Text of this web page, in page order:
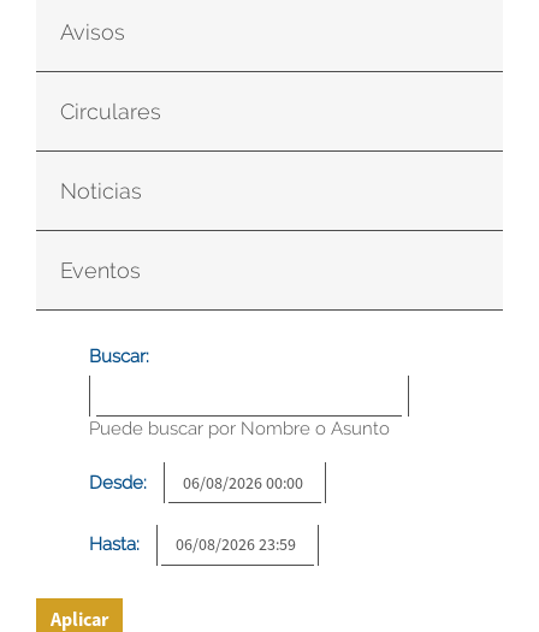
Avisos
Circulares
Noticias
Eventos
Buscar:
Puede buscar por Nombre o Asunto
Desde:
Hasta:
Aplicar